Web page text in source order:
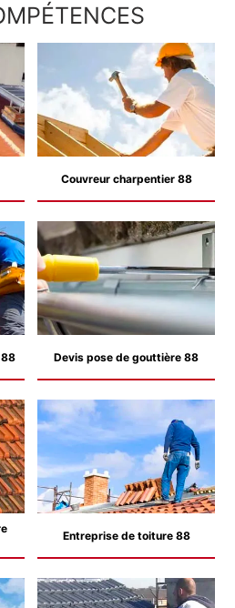
Couvreur charpentier 88
Devis pose de gouttière 88
Entreprise de toiture 88